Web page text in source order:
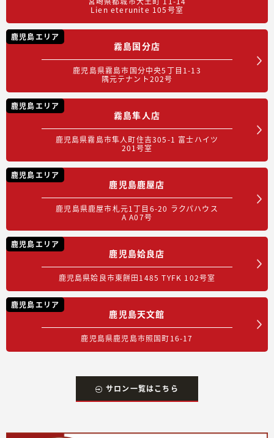
Lien eterunite 105号室
鹿児島エリア
霧島国分店
鹿児島県霧島市国分中央5丁目1-13
隅元テナント202号
鹿児島エリア
霧島隼人店
鹿児島県霧島市隼人町住吉305-1 富士ハイツ
201号室
鹿児島エリア
鹿児島鹿屋店
鹿児島県鹿屋市札元1丁目6-20 ラクパハウス
A A07号
鹿児島エリア
鹿児島姶良店
鹿児島県姶良市東餅田1485 TYFK 102号室
鹿児島エリア
鹿児島天文館
鹿児島県鹿児島市照国町16-17
サロン一覧はこちら